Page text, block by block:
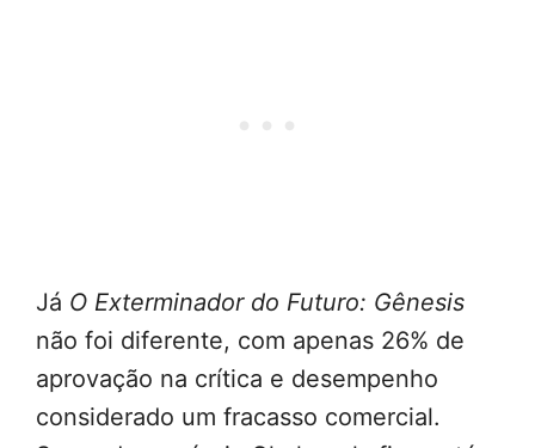
Já O Exterminador do Futuro: Gênesis
não foi diferente, com apenas 26% de
aprovação na crítica e desempenho
considerado um fracasso comercial.